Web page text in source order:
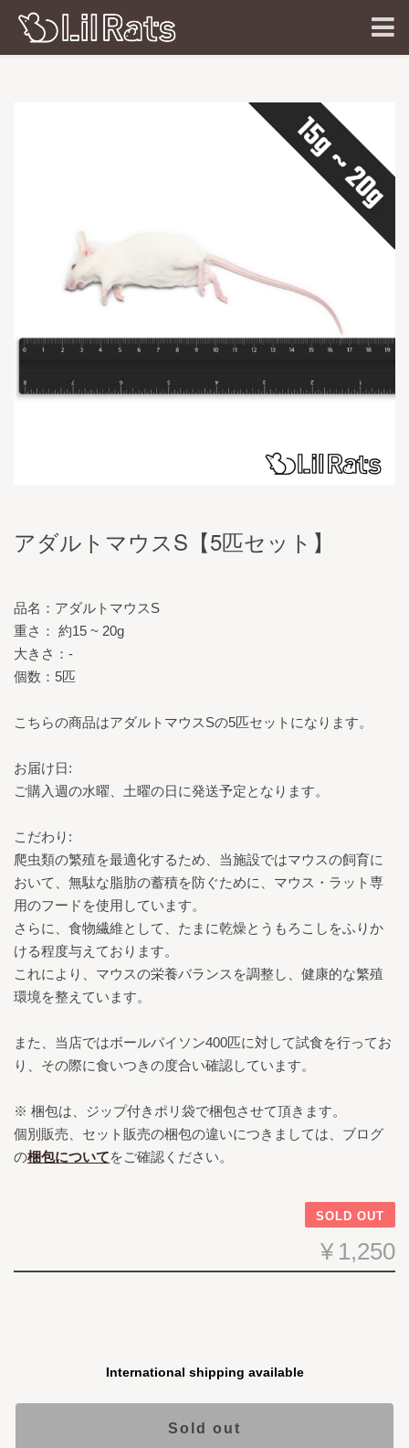
アダルトマウスS【5匹セット】
品名：アダルトマウスS
重さ： 約15 ~ 20g
大きさ：-
個数：5匹
こちらの商品はアダルトマウスSの5匹セットになります。
お届け日:
ご購入週の水曜、土曜の日に発送予定となります。
こだわり:
爬虫類の繁殖を最適化するため、当施設ではマウスの飼育に
おいて、無駄な脂肪の蓄積を防ぐために、マウス・ラット専
用のフードを使用しています。
さらに、食物繊維として、たまに乾燥とうもろこしをふりか
ける程度与えております。
これにより、マウスの栄養バランスを調整し、健康的な繁殖
環境を整えています。
また、当店ではボールパイソン400匹に対して試食を行ってお
り、その際に食いつきの度合い確認しています。
※ 梱包は、ジップ付きポリ袋で梱包させて頂きます。
個別販売、セット販売の梱包の違いにつきましては、ブログ
の梱包についてをご確認ください。
SOLD OUT
¥1,250
International shipping available
Sold out